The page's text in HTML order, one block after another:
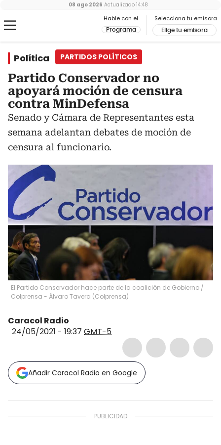
Hable con el
Programa
Selecciona tu emisora
Elige tu emisora
08 ago 2026 Actualizado 14:48
Política PARTIDOS POLÍTICOS
Partido Conservador no
apoyará moción de censura
contra MinDefensa
Senado y Cámara de Representantes esta
semana adelantan debates de moción de
censura al funcionario.
El Partido Conservador hace parte de la coalición de Gobierno /
Colprensa - Álvaro Tavera (Colprensa)
Caracol Radio
24/05/2021 - 19:37 GMT-5
Añadir Caracol Radio en Google